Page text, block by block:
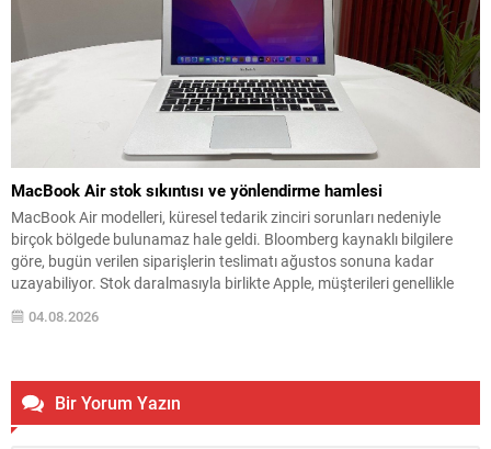
MacBook Air stok sıkıntısı ve yönlendirme hamlesi
MacBook Air modelleri, küresel tedarik zinciri sorunları nedeniyle
birçok bölgede bulunamaz hale geldi. Bloomberg kaynaklı bilgilere
göre, bugün verilen siparişlerin teslimatı ağustos sonuna kadar
uzayabiliyor. Stok daralmasıyla birlikte Apple, müşterileri genellikle
daha güçlü olan temel MacBook Pro modeline yönlendiriyor. Bu
yönlendirme, bazı pazarlama materyallerinde cihazların stok
04.08.2026
Bir Yorum Yazın